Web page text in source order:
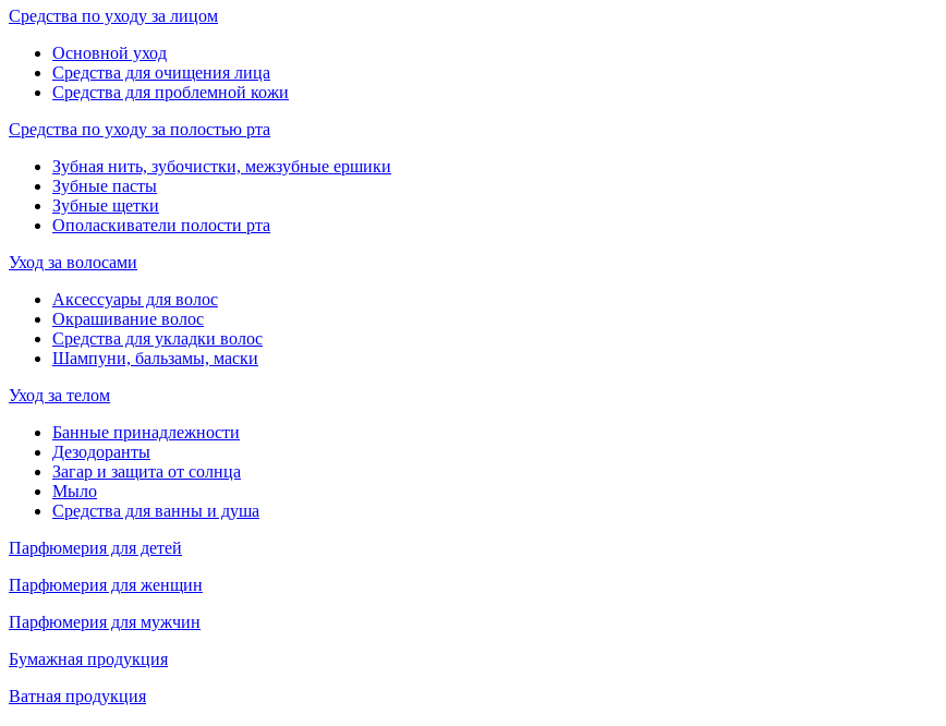
Средства по уходу за лицом
Основной уход
Средства для очищения лица
Средства для проблемной кожи
Средства по уходу за полостью рта
Зубная нить, зубочистки, межзубные ершики
Зубные пасты
Зубные щетки
Ополаскиватели полости рта
Уход за волосами
Аксессуары для волос
Окрашивание волос
Средства для укладки волос
Шампуни, бальзамы, маски
Уход за телом
Банные принадлежности
Дезодоранты
Загар и защита от солнца
Мыло
Средства для ванны и душа
Парфюмерия для детей
Парфюмерия для женщин
Парфюмерия для мужчин
Бумажная продукция
Ватная продукция